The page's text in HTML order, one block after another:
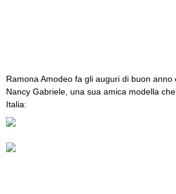
Ramona Amodeo fa gli auguri di buon anno
Nancy Gabriele, una sua amica modella
Italia: